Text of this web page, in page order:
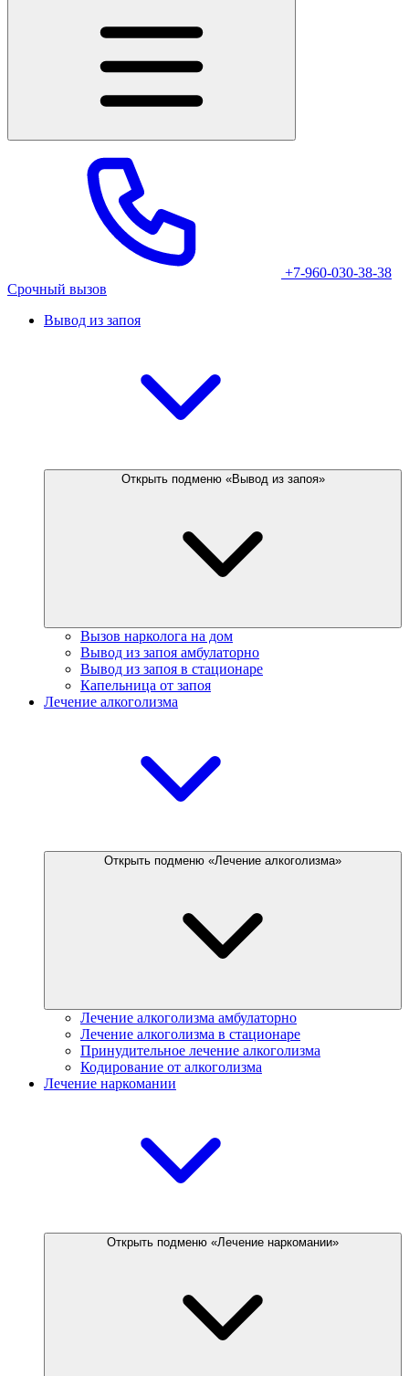
+7-960-030-38-38
Срочный вызов
Вывод из запоя
Открыть подменю «Вывод из запоя»
Вызов нарколога на дом
Вывод из запоя амбулаторно
Вывод из запоя в стационаре
Капельница от запоя
Лечение алкоголизма
Открыть подменю «Лечение алкоголизма»
Лечение алкоголизма амбулаторно
Лечение алкоголизма в стационаре
Принудительное лечение алкоголизма
Кодирование от алкоголизма
Лечение наркомании
Открыть подменю «Лечение наркомании»